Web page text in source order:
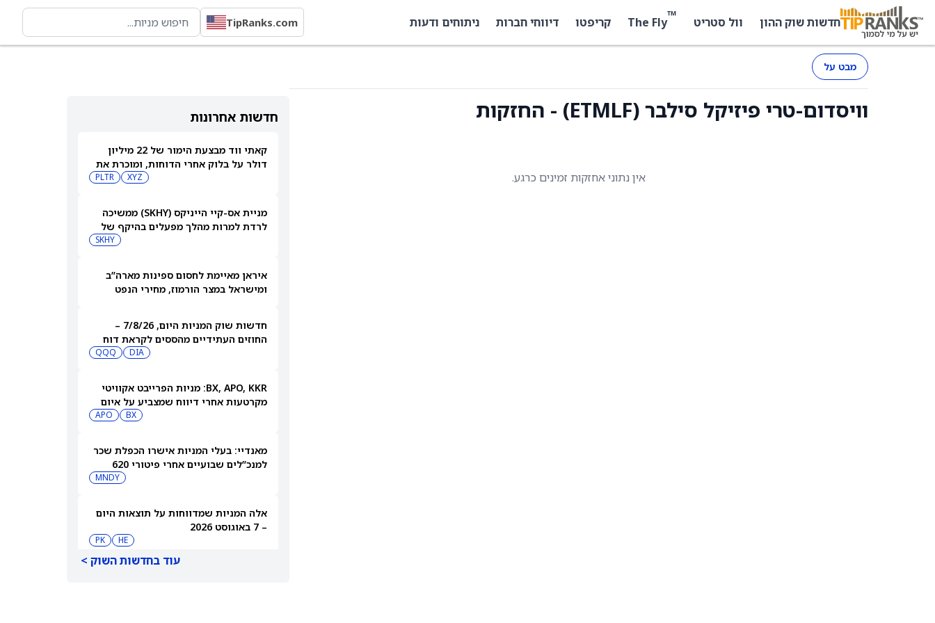
חדשות שוק ההון וול סטריט ™
The Fly קריפטו דיווחי חברות ניתוחים ודעות TipRanks.com
מבט על
וויסדום-טרי פיזיקל סילבר (ETMLF) - החזקות
אין נתוני אחזקות זמינים כרגע.
חדשות אחרונות
קאתי ווד מבצעת הימור של 22 מיליון
דולר על בלוק אחרי הדוחות, ומוכרת את
XYZ
PLTR
מניית אס-קיי הייניקס (SKHY) ממשיכה
לרדת למרות מהלך מפעלים בהיקף של
SKHY
איראן מאיימת לחסום ספינות מארה”ב
ומישראל במצר הורמוז, מחירי הנפט
חדשות שוק המניות היום, 7/8/26 –
החוזים העתידיים מהססים לקראת דוח
DIA
QQQ
BX, APO, KKR: מניות הפרייבט אקוויטי
מקרטעות אחרי דיווח שמצביע על איום
BX
APO
מאנדיי: בעלי המניות אישרו הכפלת שכר
למנכ”לים שבועיים אחרי פיטורי 620
MNDY
אלה המניות שמדווחות על תוצאות היום
– 7 באוגוסט 2026
HE
PK
עוד בחדשות השוק >